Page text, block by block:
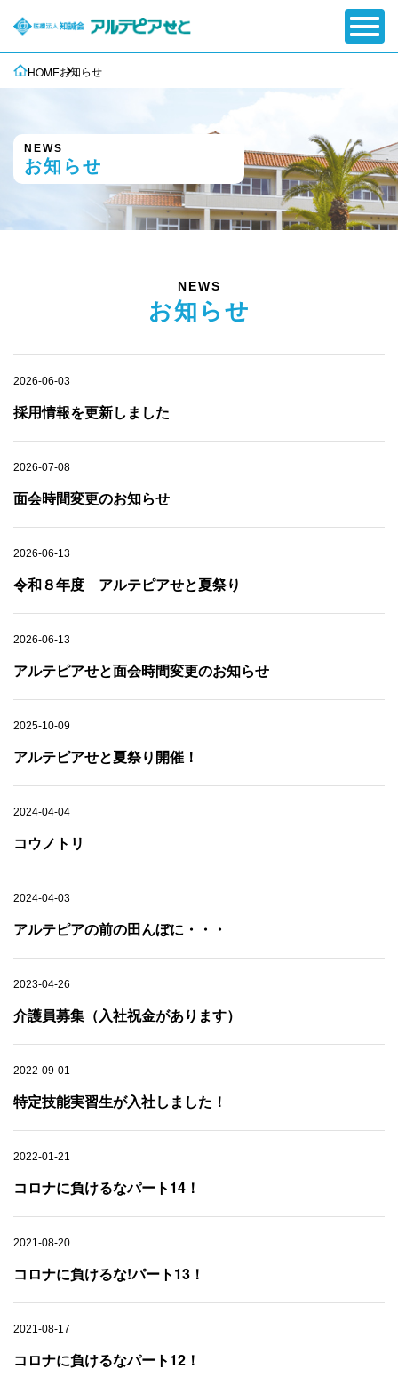
HOMEお知らせ
NEWS
お知らせ
NEWS
お知らせ
2026-06-03
採用情報を更新しました
2026-07-08
面会時間変更のお知らせ
2026-06-13
令和８年度 アルテピアせと夏祭り
2026-06-13
アルテピアせと面会時間変更のお知らせ
2025-10-09
アルテピアせと夏祭り開催！
2024-04-04
コウノトリ
2024-04-03
アルテピアの前の田んぼに・・・
2023-04-26
介護員募集（入社祝金があります）
2022-09-01
特定技能実習生が入社しました！
2022-01-21
コロナに負けるなパート14！
2021-08-20
コロナに負けるな!パート13！
2021-08-17
コロナに負けるなパート12！